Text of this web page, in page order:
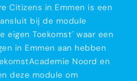
Citizens in Emmen is een
bij de module
eigen Toekomst´ waar een
in Emmen aan hebben
Noord en
deze module om